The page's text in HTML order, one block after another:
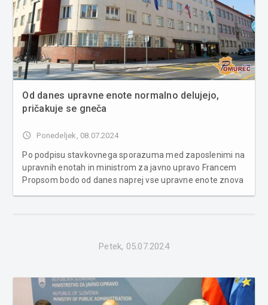
Od danes upravne enote normalno delujejo,
pričakuje se gneča
access_time Ponedeljek, 08.07.2024
Po podpisu stavkovnega sporazuma med zaposlenimi na
upravnih enotah in ministrom za javno upravo Francem
Propsom bodo od danes naprej vse upravne enote znova
Petek, 05.07.2024